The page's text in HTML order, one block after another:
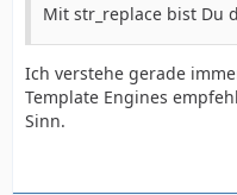
Mit str_replace bist Du
Ich verstehe gerade
Template Engines
Sinn.